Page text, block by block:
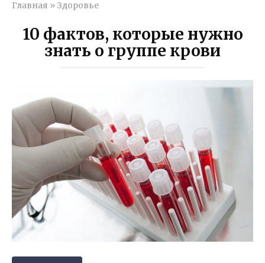
Главная » Здоровье
10 фактов, которые нужно
знать о группе крови